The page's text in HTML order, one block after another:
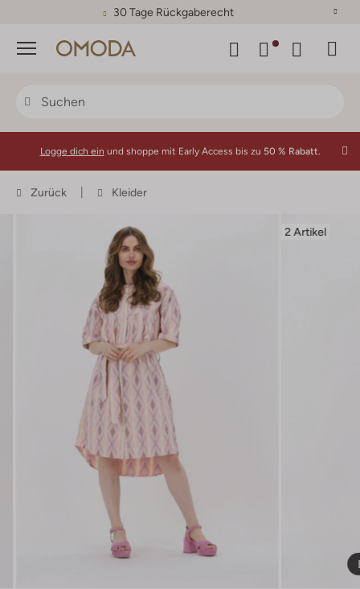
30 Tage Rückgaberecht
Menü
Logge dich ein und shoppe mit Early Access bis zu 50 % Rabatt.
Zurück Kleider
2 Artikel